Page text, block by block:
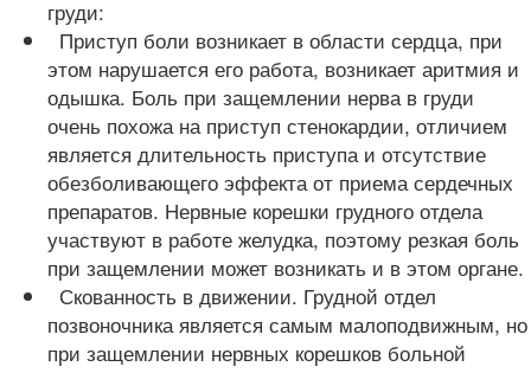
груди:
Приступ боли возникает в области сердца, при
этом нарушается его работа, возникает аритмия и
одышка. Боль при защемлении нерва в груди
очень похожа на приступ стенокардии, отличием
является длительность приступа и отсутствие
обезболивающего эффекта от приема сердечных
препаратов. Нервные корешки грудного отдела
участвуют в работе желудка, поэтому резкая боль
при защемлении может возникать и в этом органе.
Скованность в движении. Грудной отдел
позвоночника является самым малоподвижным, но
при защемлении нервных корешков больной